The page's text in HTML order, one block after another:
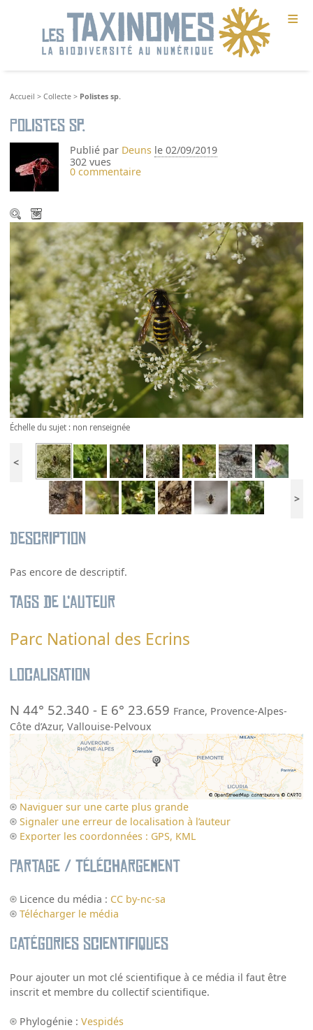
≡
Accueil >Collecte > Polistes sp.
Polistes sp.
Publié par Deuns le 02/09/2019
302 vues
0 commentaire
Échelle du sujet : non renseignée
<
>
Description
Pas encore de descriptif.
Tags de l’auteur
Parc National des Ecrins
Localisation
N 44° 52.340 - E 6° 23.659 France, Provence-Alpes-
Côte d’Azur,Vallouise-Pelvoux
Naviguer sur une carte plus grande
Signaler une erreur de localisation à l’auteur
Exporter les coordonnées : GPS, KML
Partage / Téléchargement
Licence du média : CC by-nc-sa
Télécharger le média
Catégories scientifiques
Pour ajouter un mot clé scientifique à ce média il faut être
inscrit et membre du collectif scientifique.
Phylogénie :Vespidés